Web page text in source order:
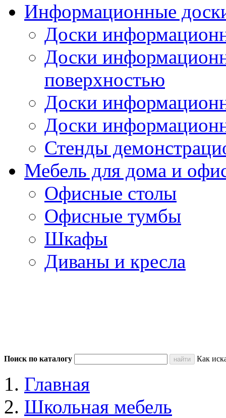
Информационные
Доски
Доски
поверхностью
Доски
Доски
Стенды
Мебель для дома и
Офисные столы
Офисные тумбы
Шкафы
Диваны и кресла
Поиск по каталогу Как
Главная
Школьная мебель